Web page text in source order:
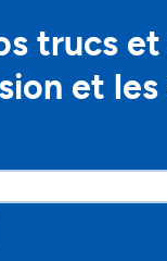
trucs
et